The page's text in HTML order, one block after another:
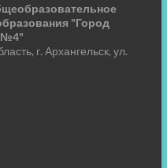
"Город
№4"
г. Архангельск, ул.